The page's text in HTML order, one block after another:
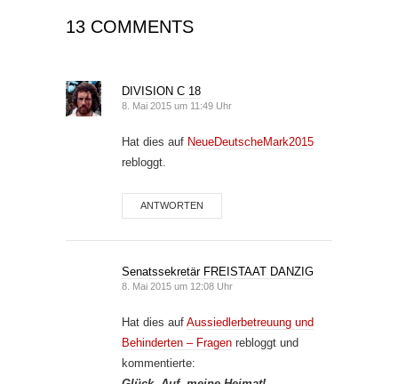
13 COMMENTS
DIVISION C 18
8. Mai 2015 um 11:49 Uhr
Hat dies auf NeueDeutscheMark2015
rebloggt.
ANTWORTEN
Senatssekretär FREISTAAT DANZIG
8. Mai 2015 um 12:08 Uhr
Hat dies auf Aussiedlerbetreuung und
Behinderten – Fragen rebloggt und
kommentierte: